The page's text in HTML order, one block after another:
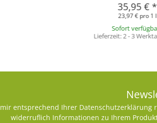
35,95 €*
23,97 € pro 1 l
Sofort
Lieferzeit:2 - 3
entsprechend Ihrer Datenschutzerklärung
widerruflich Informationen zu Ihrem